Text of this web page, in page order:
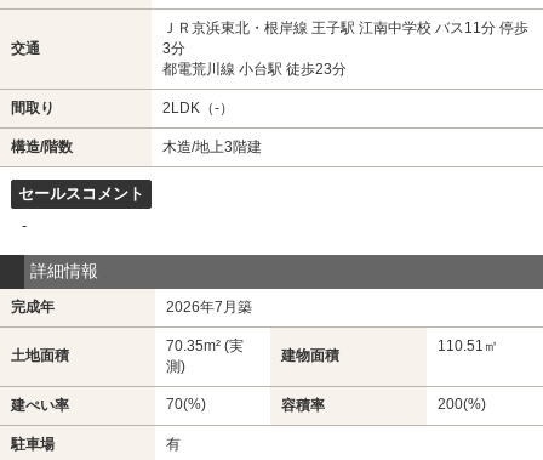
交通
ＪＲ京浜東北・根岸線 王子駅 江南中学校 バス11分 停歩
3分
都電荒川線 小台駅 徒歩23分
間取り 2LDK（-）
構造/階数 木造/地上3階建
セールスコメント
-
詳細情報
完成年 2026年7月築
土地面積
70.35m² (実
測)
建物面積
110.51㎡
建ぺい率 70(%) 容積率 200(%)
駐車場 有